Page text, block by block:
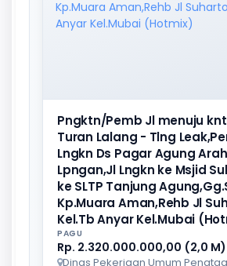
Pngktn/Pemb Jl menuju
Turan Lalang - Tlng
Lngkn Ds Pagar Agung
Lpngan,Jl Lngkn ke Msjid
ke SLTP Tanjung
Kp.Muara Aman,Rehb Jl
Kel.Tb Anyar Kel.Mubai
PAGU
Rp. 2.320.000.000,00 (2,0 M)
Dinas Pekerjaan Umum